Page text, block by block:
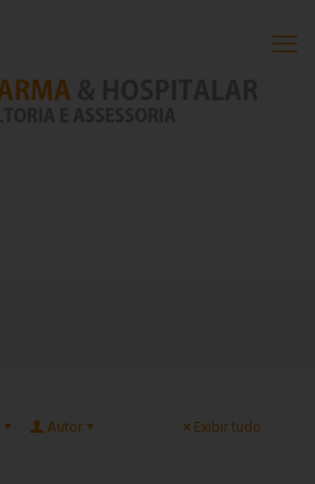
Autor Exibir tudo